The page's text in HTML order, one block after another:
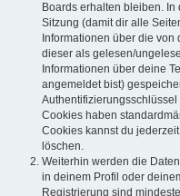
Boards erhalten bleiben.
Sitzung (damit dir alle
Informationen über die
dieser als gelesen/
Informationen über deine
angemeldet bist)
Cookies haben
Cookies kannst du
löschen.
Weiterhin werden die
in deinem Profil oder
Registrierung sind